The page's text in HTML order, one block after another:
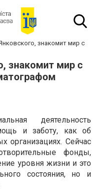
знакомит мир с
знакомит мир с
деятельность
и заботу, как об
организациях. Сейчас
фонды,
уровня жизни и это
состояния, но и